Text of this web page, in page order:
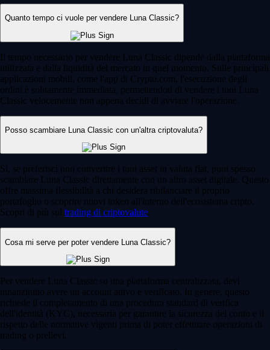
Quanto tempo ci vuole per vendere Luna Classic?
Il tempo necessario per vendere Luna Classic dipende dalla piattaforma
utilizzata e dalla liquidità del mercato in quel momento. Sulle principali
applicazioni mobili, come l'app di Crypto.com, l'esecuzione degli
ordini è solitamente immediata, permettendoti di vendere i tuoi Luna
Classic velocemente non appena decidi di avviare l'operazione.
Posso scambiare Luna Classic con un'altra criptovaluta?
Sì, se preferisci non convertire i tuoi asset in valuta fiat, puoi spesso
scambiare Luna Classic direttamente con un altro asset digitale. Questo
offre massima flessibilità a chi desidera ribilanciare il proprio
portafoglio o scoprire nuovi token all'interno dell'ecosistema cripto.
Scopri di più sul trading di criptovalute
Cosa mi serve per poter vendere Luna Classic?
Per vendere Luna Classic su una piattaforma centralizzata, devi
innanzitutto avere un account attivo e verificato. In genere, questo
richiede il completamento di una procedura standard di verifica
dell'identità (KYC), necessaria per garantire la sicurezza del conto e il
rispetto delle normative vigenti prima di poter effettuare operazioni di
trading o prelievi.